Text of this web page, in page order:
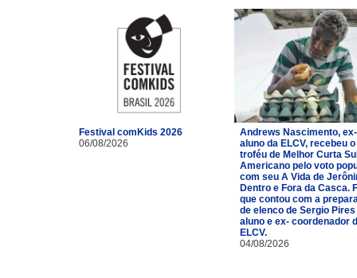
Festival comKids 2026
06/08/2026
Andrews Nascimento, ex-
aluno da ELCV, recebeu o
troféu de Melhor Curta
Americano pelo voto
com seu A Vida de
Dentro e Fora da Casca.
que contou com a
de elenco de Sergio
aluno e ex- coordenador
ELCV.
04/08/2026